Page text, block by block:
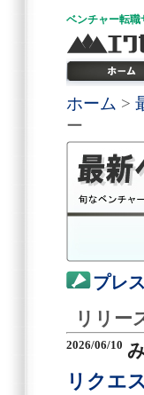
ベンチャー転職
ホーム >
ー
プレ
リリー
2026/06/10
リクエ